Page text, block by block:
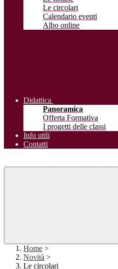
Le circolari
Calendario eventi
Albo online
Didattica
Panoramica
Offerta Formativa
I progetti delle classi
Info utili
Contatti
Home >
Novità >
Le circolari